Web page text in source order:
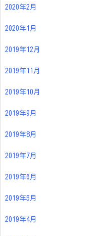
2020年2月
2020年1月
2019年12月
2019年11月
2019年10月
2019年9月
2019年8月
2019年7月
2019年6月
2019年5月
2019年4月